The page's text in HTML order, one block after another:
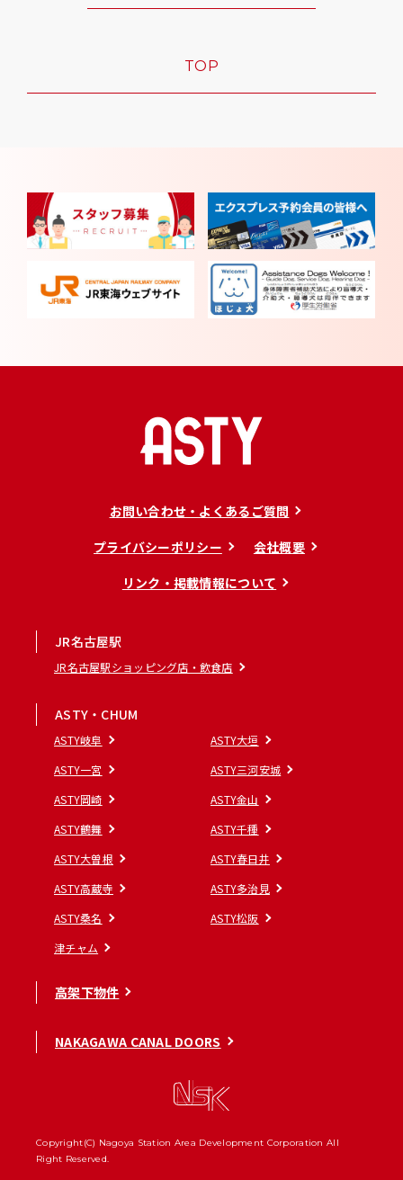
TOP
お問い合わせ・よくあるご質問
プライバシーポリシー
会社概要
リンク・掲載情報について
JR名古屋駅
JR名古屋駅ショッピング店・飲食店
ASTY・CHUM
ASTY岐阜
ASTY大垣
ASTY一宮
ASTY三河安城
ASTY岡崎
ASTY金山
ASTY鶴舞
ASTY千種
ASTY大曽根
ASTY春日井
ASTY高蔵寺
ASTY多治見
ASTY桑名
ASTY松阪
津チャム
高架下物件
NAKAGAWA CANAL DOORS
Copyright(C) Nagoya Station Area Development Corporation All
Right Reserved.